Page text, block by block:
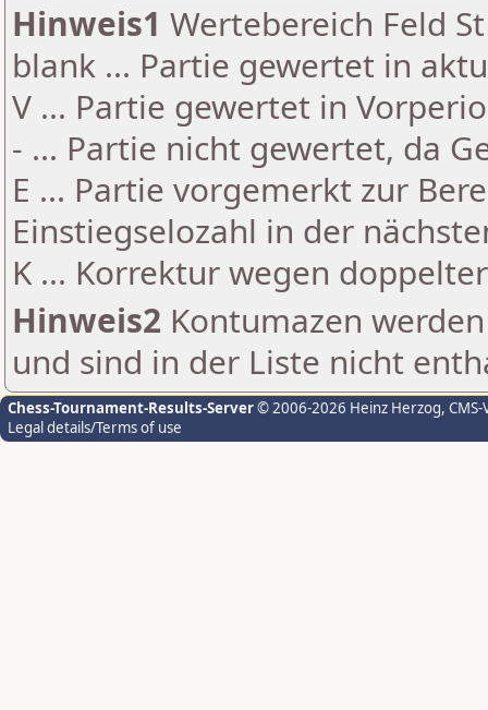
Hinweis1 Wertebereich Feld
blank ... Partie gewertet in
V ... Partie gewertet in
- ... Partie nicht gewertet, da
E ... Partie vorgemerkt zur
Einstiegselozahl in der
K ... Korrektur wegen
Hinweis2 Kontumazen
und sind in der Liste nicht
Chess-Tournament-Results-Server© 2006-2026 Heinz Herzog,
Legal details/Terms of use